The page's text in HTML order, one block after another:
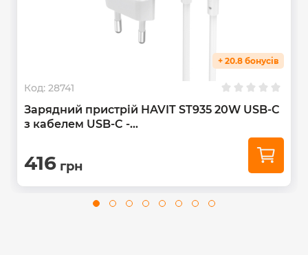
+ 20.8 бонусів
Код: 28741
Зарядний пристрій HAVIT ST935 20W USB-C
з кабелем USB-C -...
416 грн